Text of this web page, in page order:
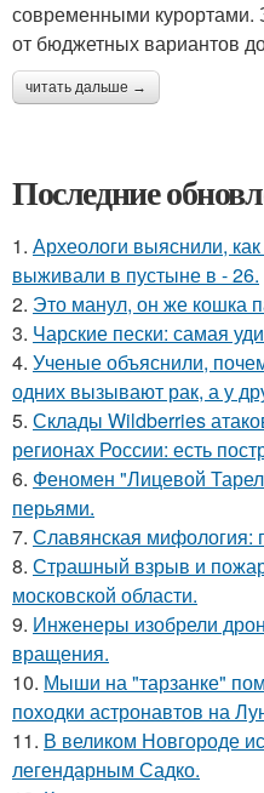
современными курортами.
от бюджетных вариантов
читать дальше →
Последние
1. Археологи выяснили,
выживали в пустыне в - 26.
2. Это манул, он же кошка
3. Чарские пески: самая
4. Ученые объяснили,
одних вызывают рак, а у
5. Склады Wildberries
регионах России: есть
6. Феномен "Лицевой
перьями.
7. Славянская мифология:
8. Страшный взрыв и
московской области.
9. Инженеры изобрели
вращения.
10. Мыши на "тарзанке"
походки астронавтов на
11. В великом Новгороде
легендарным Садко.